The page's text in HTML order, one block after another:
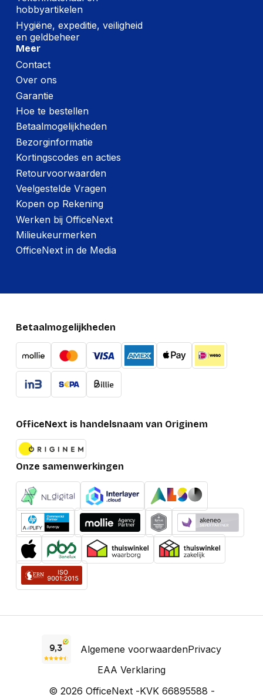
Hoogte verpakking
115 mm
Breedte verpakking
Gewicht verpakking
hobbyartikelen
Hygiëne, expeditie, veiligheid
en geldbeheer
Meer
Contact
Over ons
Garantie
Hoe te bestellen
Betaalmogelijkheden
Bezorginformatie
Kortingscodes en acties
Retourvoorwaarden
Veelgestelde Vragen
Kopen op Rekening
Werken bij OfficeNext
Milieukeurmerken
OfficeNext in de Media
Betaalmogelijkheden
OfficeNext is handelsnaam van Originem
Onze samenwerkingen
Algemene voorwaardenPrivacy
EAA Verklaring
© 2026 OfficeNext -KVK 66895588 -